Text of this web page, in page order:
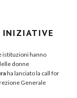
INIZIATIVE
istituzioni hanno
donne
ha lanciato la call for
Generale